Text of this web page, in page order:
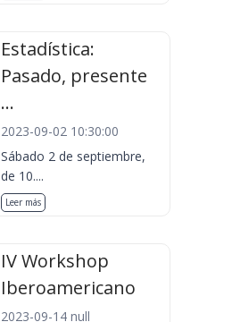
Estadística:
Pasado, presente
...
2023-09-02 10:30:00
Sábado 2 de septiembre,
de 10....
Leer más
IV Workshop
Iberoamericano
2023-09-14 null